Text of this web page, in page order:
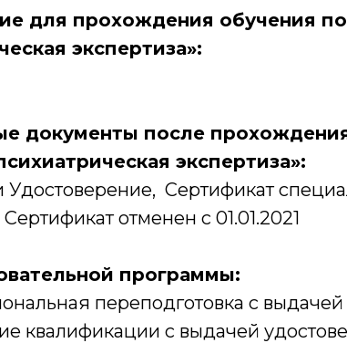
для прохождения обучения
экспертиза»:
документы после
экспертиза»:
Сертификат
отменен с 01.01.2021
программы:
переподготовка с
квалификации с выдачей